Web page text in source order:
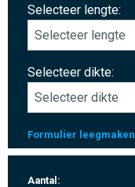
Selecteer lengte:
Selecteer dikte:
Formulier leegmaken
Aantal: